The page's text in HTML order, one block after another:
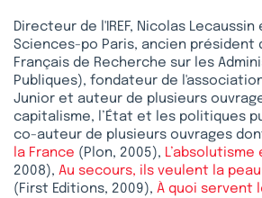
Directeur de l'IREF, Nicolas
Sciences-po Paris, ancien président
Français de Recherche sur les
Publiques), fondateur de
Junior et auteur de plusieurs
capitalisme, l’État et les politiques
co-auteur de plusieurs ouvrages
la France (Plon, 2005),
2008), Au secours, ils veulent la
(First Editions, 2009), À quoi servent